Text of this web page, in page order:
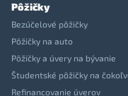
Pôžičky
Bezúčelové pôžičky
Pôžičky na auto
Pôžičky a úvery na bývanie
Študentské pôžičky na
Refinancovanie úverov